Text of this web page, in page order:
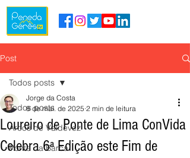
Post
Todos posts
Arcos de Valdevez
Ponte da Barca
Todos posts
Loureiro de Ponte de Lima ConVida
Celebra 6ª Edição este Fim de
Jorge da Costa
8 de mai. de 2025 2 min de leitura